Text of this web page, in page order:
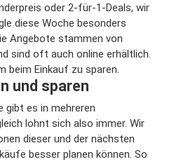
oder 2-für-1-Deals, wir
diese Woche besonders
Angebote stammen von
sind oft auch online erhältlich.
beim Einkauf zu sparen.
und sparen
gibt es in mehreren
lohnt sich also immer. Wir
dieser und der nächsten
besser planen können. So